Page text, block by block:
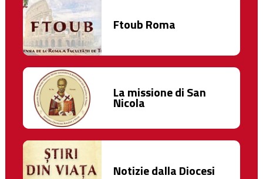
Ftoub Roma
La missione di San
Nicola
Notizie dalla Diocesi